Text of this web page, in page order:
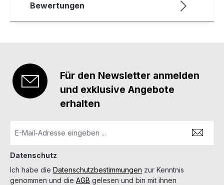
Bewertungen
Für den Newsletter anmelden
und exklusive Angebote
erhalten
Datenschutz
Ich habe die Datenschutzbestimmungen zur Kenntnis
genommen und die AGB gelesen und bin mit ihnen